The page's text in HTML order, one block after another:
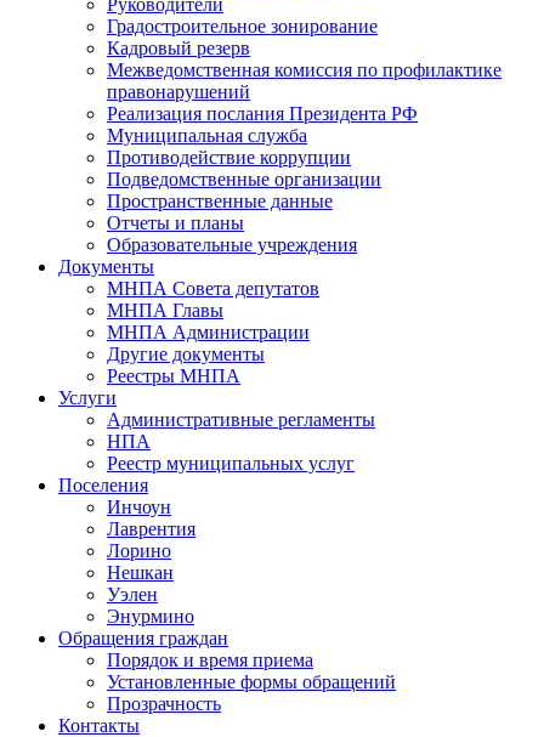
Руководители
Градостроительное зонирование
Кадровый резерв
Межведомственная комиссия по профилактике
правонарушений
Реализация послания Президента РФ
Муниципальная служба
Противодействие коррупции
Подведомственные организации
Пространственные данные
Отчеты и планы
Образовательные учреждения
Документы
МНПА Совета депутатов
МНПА Главы
МНПА Администрации
Другие документы
Реестры МНПА
Услуги
Административные регламенты
НПА
Реестр муниципальных услуг
Поселения
Инчоун
Лаврентия
Лорино
Нешкан
Уэлен
Энурмино
Обращения граждан
Порядок и время приема
Установленные формы обращений
Прозрачность
Контакты